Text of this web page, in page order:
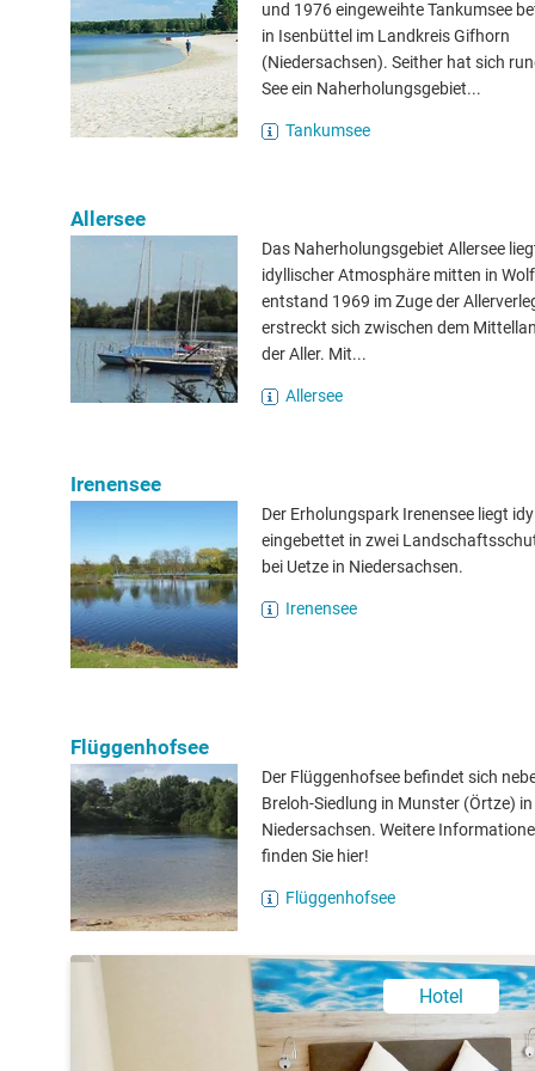
und 1976 eingeweihte Tankumsee
in Isenbüttel im Landkreis Gifhorn
(Niedersachsen). Seither hat sich
See ein Naherholungsgebiet...
Tankumsee
Allersee
Das Naherholungsgebiet Allersee
idyllischer Atmosphäre mitten in
entstand 1969 im Zuge der
erstreckt sich zwischen dem
der Aller. Mit...
Allersee
Irenensee
Der Erholungspark Irenensee liegt
eingebettet in zwei
bei Uetze in Niedersachsen.
Irenensee
Flüggenhofsee
Der Flüggenhofsee befindet sich
Breloh-Siedlung in Munster (Örtze) in
Niedersachsen. Weitere
finden Sie hier!
Flüggenhofsee
Hotel